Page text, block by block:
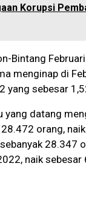
Korupsi
Bintang
menginap di
sebesar
yang datang
orang,
28.347
naik sebesar